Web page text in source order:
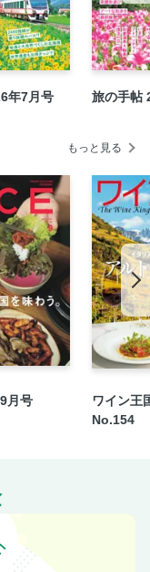
で栄えた二つの宿場
識高きクラフトマ
市越中八尾
木曽町
年7月号 旅の手帖
もっと見る
月号
ワイン王
No.154